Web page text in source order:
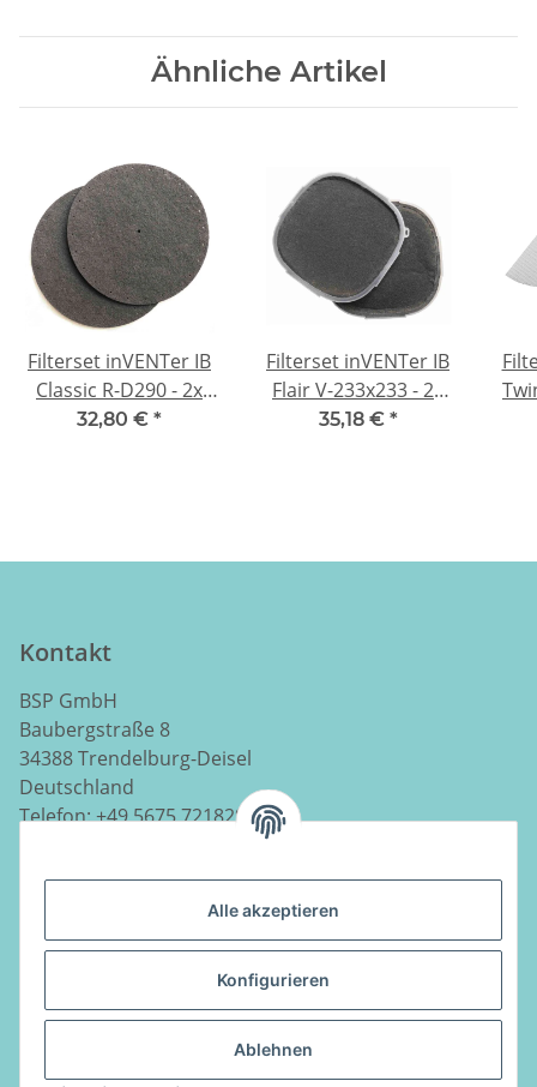
Alle akzeptieren
Konfigurieren
Ablehnen
Ähnliche Artikel
Filterset inVENTer IB
Classic R-D290 - 2x
Aktivkohle
32,80 € *
Filterset inVENTer IB
Flair V-233x233 - 2x
Aktivkohle
35,18 € *
Kontakt
BSP GmbH
Baubergstraße 8
34388 Trendelburg-Deisel
Deutschland
Telefon:+49 5675 7218290
Informationen
Gesetzliche Informationen